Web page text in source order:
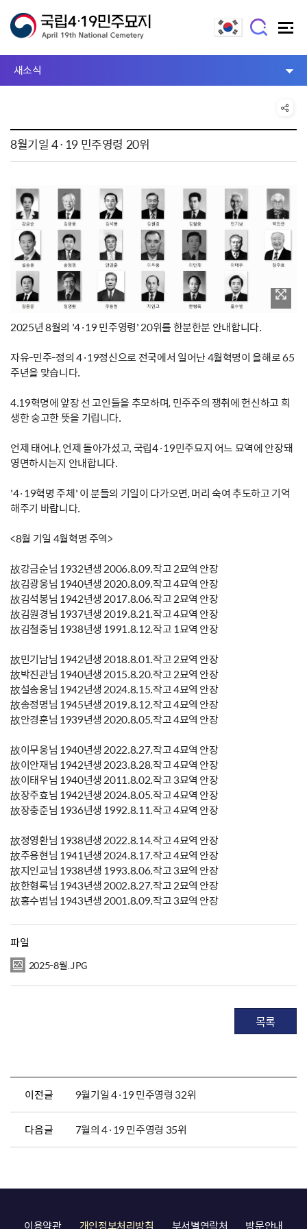
새소식
8월기일 4·19 민주영령 20위
2025년 8월의 '4·19 민주영령' 20위를 한분한분 안내합니다.
자유-민주-정의 4·19정신으로 전국에서 일어난 4월혁명이 올해로 65
주년을 맞습니다.
4.19혁명에 앞장 선 고인들을 추모하며, 민주주의 쟁취에 헌신하고 희
생한 숭고한 뜻을 기립니다.
언제 태어나, 언제 돌아가셨고, 국립4·19민주묘지 어느 묘역에 안장돼
영면하시는지 안내합니다.
'4·19혁명 주체' 이 분들의 기일이 다가오면, 머리 숙여 추도하고 기억
해주기 바랍니다.
<8월 기일 4월혁명 주역>
故강금순님 1932년생 2006.8.09.작고 2묘역 안장
故김광웅님 1940년생 2020.8.09.작고 4묘역 안장
故김석봉님 1942년생 2017.8.06.작고 2묘역 안장
故김원경님 1937년생 2019.8.21.작고 4묘역 안장
故김철중님 1938년생 1991.8.12.작고 1묘역 안장
故민기남님 1942년생 2018.8.01.작고 2묘역 안장
故박진관님 1940년생 2015.8.20.작고 2묘역 안장
故설송웅님 1942년생 2024.8.15.작고 4묘역 안장
故송정명님 1945년생 2019.8.12.작고 4묘역 안장
故안경훈님 1939년생 2020.8.05.작고 4묘역 안장
故이무웅님 1940년생 2022.8.27.작고 4묘역 안장
故이안재님 1942년생 2023.8.28.작고 4묘역 안장
故이태우님 1940년생 2011.8.02.작고 3묘역 안장
故장주효님 1942년생 2024.8.05.작고 4묘역 안장
故장충준님 1936년생 1992.8.11.작고 4묘역 안장
故정영환님 1938년생 2022.8.14.작고 4묘역 안장
故주용현님 1941년생 2024.8.17.작고 4묘역 안장
故지인교님 1938년생 1993.8.06.작고 3묘역 안장
故한형록님 1943년생 2002.8.27.작고 2묘역 안장
故홍수범님 1943년생 2001.8.09.작고 3묘역 안장
파일
2025-8월.JPG
목록
이전글 9월기일 4·19 민주영령 32위
다음글 7월의 4·19 민주영령 35위
이용약관 개인정보처리방침 부서별연락처 방문안내